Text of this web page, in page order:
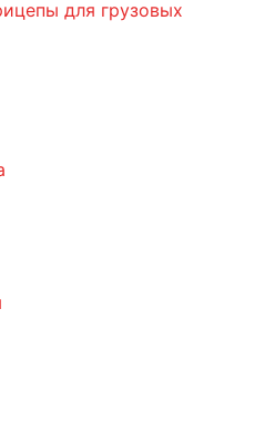
для грузовых